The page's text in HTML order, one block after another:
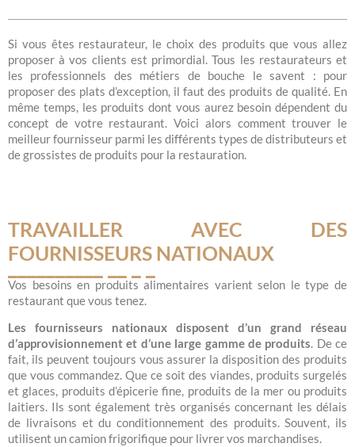
Si vous êtes restaurateur, le choix des produits que vous allez
proposer à vos clients est primordial. Tous les restaurateurs et
les professionnels des métiers de bouche le savent : pour
proposer des plats d’exception, il faut des produits de qualité. En
même temps, les produits dont vous aurez besoin dépendent du
concept de votre restaurant. Voici alors comment trouver le
meilleur fournisseur parmi les différents types de distributeurs et
de grossistes de produits pour la restauration.
TRAVAILLER AVEC DES
FOURNISSEURS NATIONAUX
Vos besoins en produits alimentaires varient selon le type de
restaurant que vous tenez.
Les fournisseurs nationaux disposent d’un grand réseau
d’approvisionnement et d’une large gamme de produits. De ce
fait, ils peuvent toujours vous assurer la disposition des produits
que vous commandez. Que ce soit des viandes, produits surgelés
et glaces, produits d’épicerie fine, produits de la mer ou produits
laitiers. Ils sont également très organisés concernant les délais
de livraisons et du conditionnement des produits. Souvent, ils
utilisent un camion frigorifique pour livrer vos marchandises.